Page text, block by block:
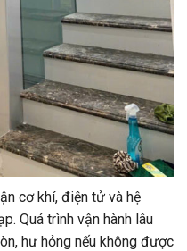
cơ khí, điện tử và hệ
Quá trình vận hành lâu
hư hỏng nếu không được